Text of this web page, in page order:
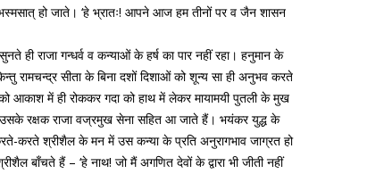
हो जाते। ‘हे भ्रातः! आपने आज हम तीनों पर व जैन शासन
ही राजा गन्धर्व व कन्याओं के हर्ष का पार नहीं रहा। हनुमान के
रामचन्द्र सीता के बिना दशों दिशाओं को शून्य सा ही अनुभव करते
में ही रोककर गदा को हाथ में लेकर मायामयी पुतली के मुख
उसके रक्षक राजा वज्रमुख सेना सहित आ जाते हैं। भयंकर युद्ध के
करते श्रीशैल के मन में उस कन्या के प्रति अनुरागभाव जाग्रत हो
बाँचते हैं – ‘हे नाथ! जो मैं अगणित देवों के द्वारा भी जीती नहीं